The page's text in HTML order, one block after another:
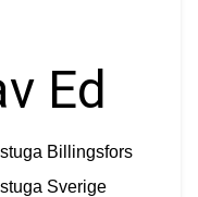
Ed
Billingsfors
Sverige